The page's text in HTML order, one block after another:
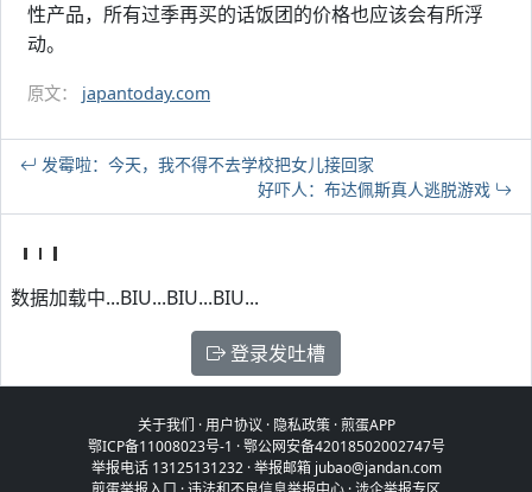
性产品，所有过季再买的话饭团的价格也应该会有所浮
动。
原文： japantoday.com
发霉啦：今天，我不得不去学校把女儿接回家
好吓人：布达佩斯真人逃脱游戏
数据加载中...BIU...BIU...BIU...
登录发吐槽
关于我们 ·用户协议 · 隐私政策·煎蛋APP
鄂ICP备11008023号-1 ·鄂公网安备42018502002747号
举报电话 13125131232 · 举报邮箱 jubao@jandan.com